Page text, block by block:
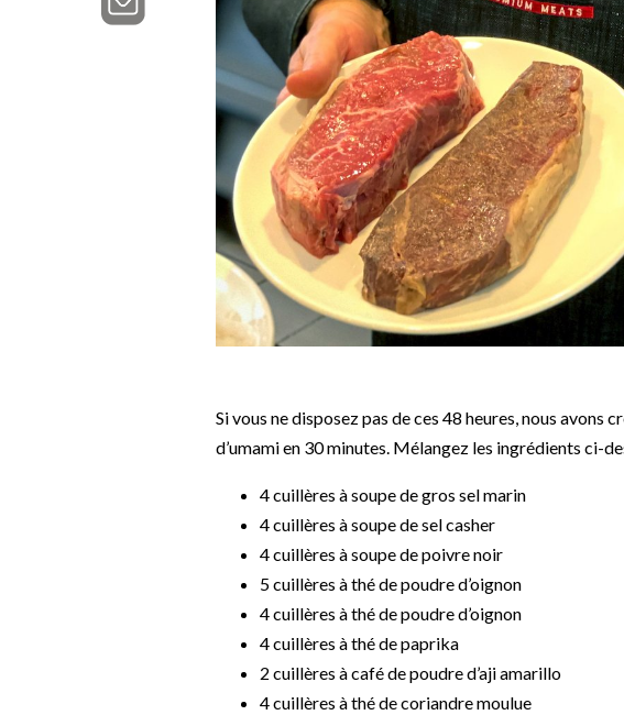
Si vous ne disposez pas de ces 48 heures, nous
d’umami en 30 minutes. Mélangez les ingrédients ci-
4 cuillères à soupe de gros sel marin
4 cuillères à soupe de sel casher
4 cuillères à soupe de poivre noir
5 cuillères à thé de poudre d’oignon
4 cuillères à thé de poudre d’oignon
4 cuillères à thé de paprika
2 cuillères à café de poudre d’aji amarillo
4 cuillères à thé de coriandre moulue